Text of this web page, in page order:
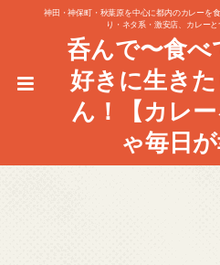
神田・神保町・秋葉原を中心に都内のカレー
り・ネタ系・激安店、カレー
呑んで〜食
好きに生き
ん！【カレ
ゃ毎日が